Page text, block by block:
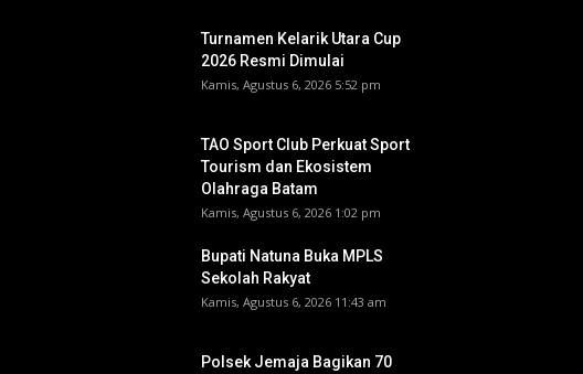
Turnamen Kelarik Utara Cup
2026 Resmi Dimulai
Kamis, Agustus 6, 2026 5:52 pm
TAO Sport Club Perkuat Sport
Tourism dan Ekosistem
Olahraga Batam
Kamis, Agustus 6, 2026 1:02 pm
Bupati Natuna Buka MPLS
Sekolah Rakyat
Kamis, Agustus 6, 2026 11:43 am
Polsek Jemaja Bagikan 70